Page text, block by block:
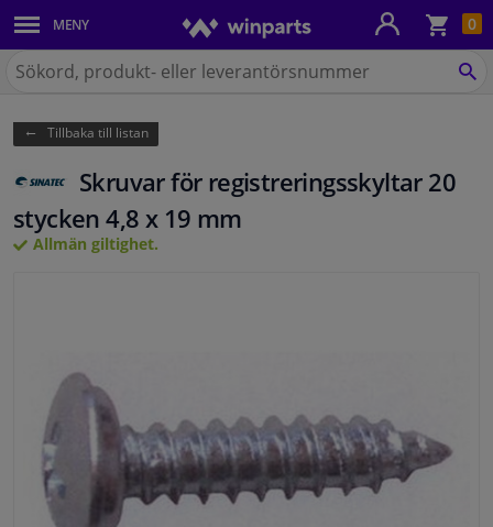
0
MENY
Karosseri
Belysning
Bromssystem
Chassidelar
Motordelar
Filter & Vätskor
Bagage & Transport
på
Tillbaka till listan
Skruvar för registreringsskyltar 20
stycken 4,8 x 19 mm
Allmän giltighet.